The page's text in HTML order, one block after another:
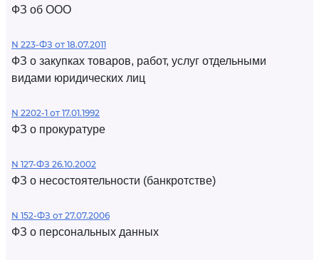
ФЗ об ООО
N 223-ФЗ от 18.07.2011
ФЗ о закупках товаров, работ, услуг отдельными
видами юридических лиц
N 2202-1 от 17.01.1992
ФЗ о прокуратуре
N 127-ФЗ 26.10.2002
ФЗ о несостоятельности (банкротстве)
N 152-ФЗ от 27.07.2006
ФЗ о персональных данных